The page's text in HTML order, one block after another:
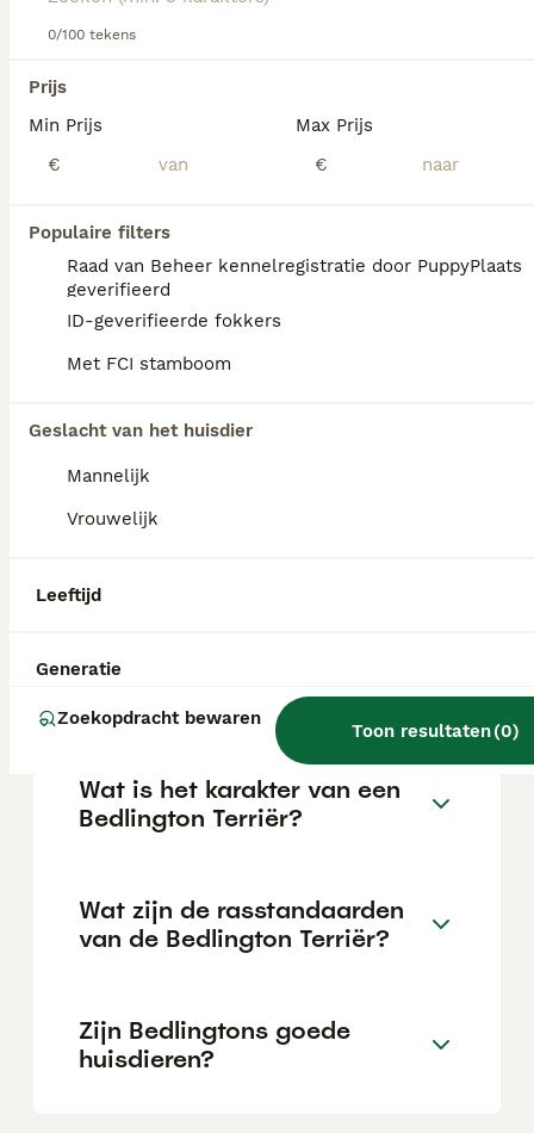
0/100 tekens
Prijs
Min Prijs
€
Max Prijs
€
Populaire filters
Raad van Beheer kennelregistratie door PuppyPlaats
geverifieerd
ID-geverifieerde fokkers
Met FCI stamboom
Geslacht van het huisdier
Mannelijk
Vrouwelijk
Leeftijd
Generatie
Zoekopdracht bewaren
Toon resultaten(0)
zich naar andere regio's van het land.
over dit hondenras.
We hebben 0 Bedlington Terriër Pups te koop
Als je toekomstige resultaten wil zien voor deze
exacte zoekopdracht, sla dan je zoekopdracht op en
FAQ's
terriers zo zeldzaam?
Bedlington Terriërs zijn relatief zeldzaam,
mede doordat andere rassen populairder zijn
geworden en hun opvallende uiterlijk en
Wat is de prijs van een
Bedlington Terriër?
Wat is het karakter van een
Bedlington Terriër?
Wat zijn de rasstandaarden
van de Bedlington Terriër?
Zijn Bedlingtons goede
huisdieren?